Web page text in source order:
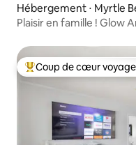
Hébergement ⋅ Myrtle
Plaisir en famille ! Glow
Coups de cœur
Coup de cœur